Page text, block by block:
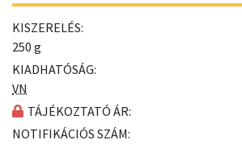
KISZERELÉS:
250 g
KIADHATÓSÁG:
VN
TÁJÉKOZTATÓ ÁR:
NOTIFIKÁCIÓS SZÁM: